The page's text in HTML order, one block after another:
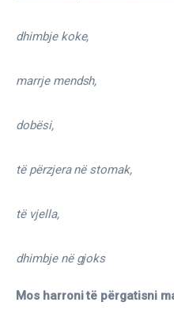
dhimbje koke,
marrje mendsh,
dobësi,
të përzjera në stomak,
të vjella,
dhimbje në gjoks
Mos harroni të përgatisni